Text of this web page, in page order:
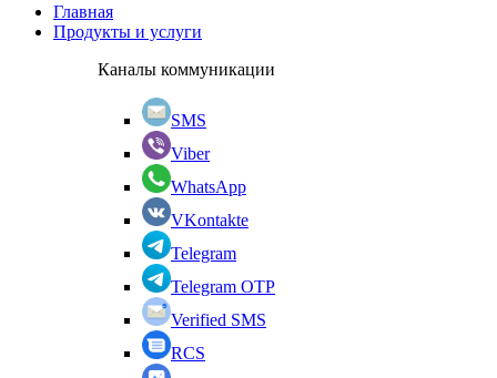
Главная
Продукты и услуги
Каналы коммуникации
SMS
Viber
WhatsApp
VKontakte
Telegram
Telegram OTP
Verified SMS
RCS